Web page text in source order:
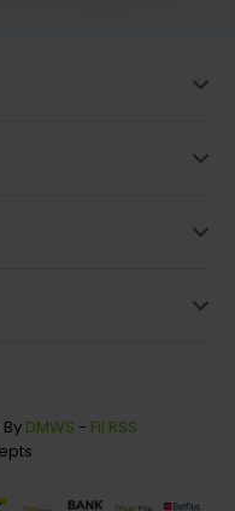
DMWS - Fil RSS